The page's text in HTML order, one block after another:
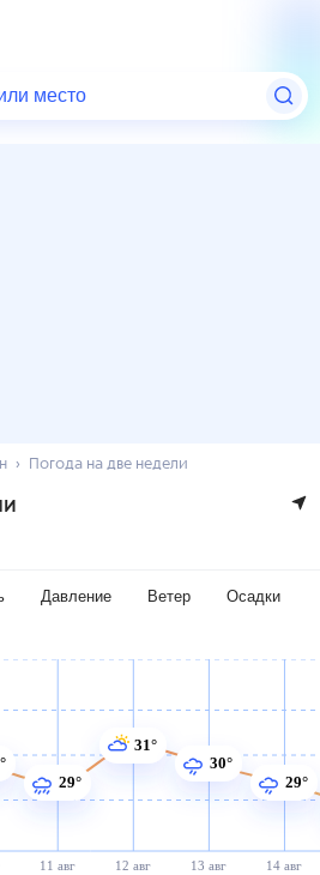
место
Погода на две недели
Давление Ветер Осадки
11 авг 12 авг 13 авг 14 авг
29°
31°
30°
29°